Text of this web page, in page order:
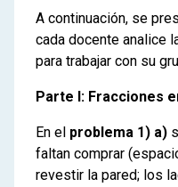
A continuación, se
cada docente analice
para trabajar con su
Parte I: Fracciones
En el problema 1) a)
faltan comprar
revestir la pared; los